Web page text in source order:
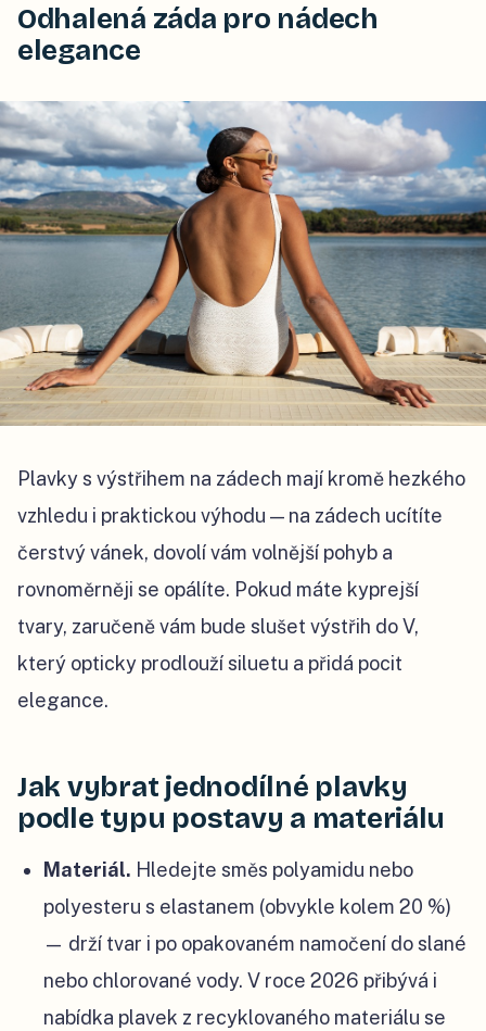
Odhalená záda pro nádech
elegance
Plavky s výstřihem na zádech mají kromě hezkého
vzhledu i praktickou výhodu — na zádech ucítíte
čerstvý vánek, dovolí vám volnější pohyb a
rovnoměrněji se opálíte. Pokud máte kyprejší
tvary, zaručeně vám bude slušet výstřih do V,
který opticky prodlouží siluetu a přidá pocit
elegance.
Jak vybrat jednodílné plavky
podle typu postavy a materiálu
Materiál. Hledejte směs polyamidu nebo
polyesteru s elastanem (obvykle kolem 20 %)
— drží tvar i po opakovaném namočení do slané
nebo chlorované vody. V roce 2026 přibývá i
nabídka plavek z recyklovaného materiálu se